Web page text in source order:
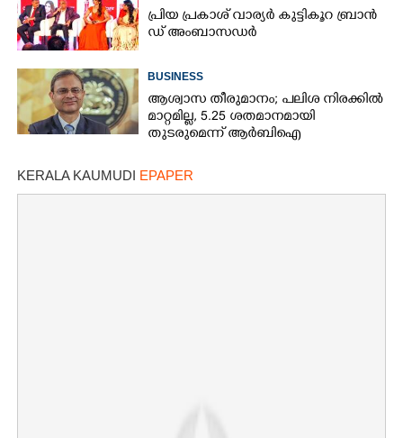
പ്രി​യ​ ​പ്ര​കാ​ശ് ​വാ​ര്യർ കു​ട്ടി​കൂ​റ​ ​ ബ്രാ​ൻ​
ഡ് ​അം​ബാ​സ​ഡ​ർ
BUSINESS
ആശ്വാസ തീരുമാനം; പലിശ നിരക്കിൽ
മാറ്റമില്ല, 5.25 ശതമാനമായി
തുടരുമെന്ന് ആർബിഐ
KERALA KAUMUDI EPAPER